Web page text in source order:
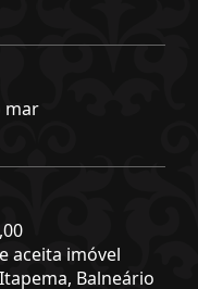
mar
aceita imóvel
Balneário